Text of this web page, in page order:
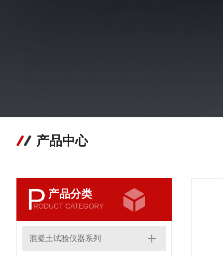
产品中心
P 产品分类
RODUCT CATEGORY
混凝土试验仪器系列